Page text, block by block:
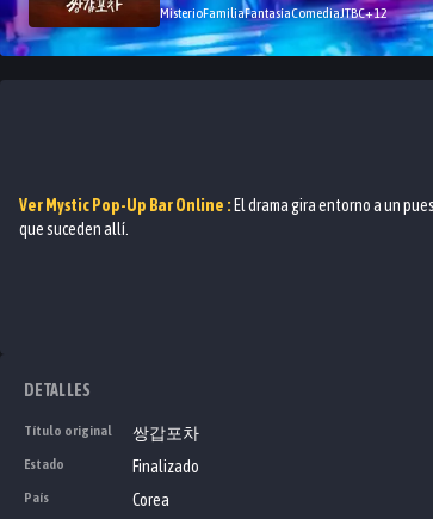
MisterioFamiliaFantasíaComediaJTBC+12
Ver Mystic Pop-Up BarOnline : El drama gira entorno a un
que suceden allí.
DETALLES
Título original 쌍갑포차
Estado Finalizado
País Corea